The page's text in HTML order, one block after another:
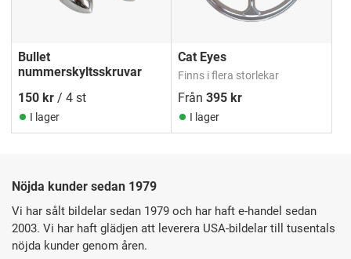
Bullet
nummerskyltsskruvar
150 kr / 4 st
I lager
Cat Eyes
Finns i flera storlekar
Från 395 kr
I lager
Nöjda kunder sedan 1979
Vi har sålt bildelar sedan 1979 och har haft e-handel sedan
2003. Vi har haft glädjen att leverera USA-bildelar till tusentals
nöjda kunder genom åren.